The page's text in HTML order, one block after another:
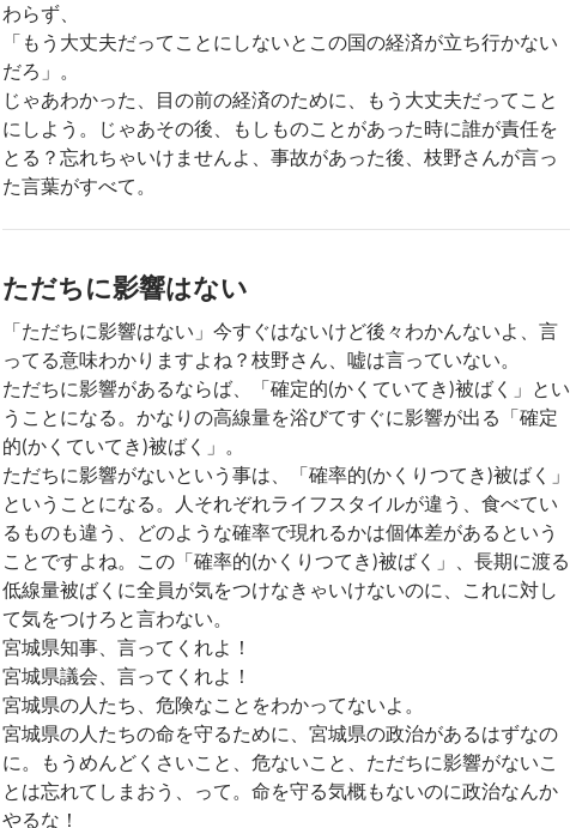
わらず、
「もう大丈夫だってことにしないとこの国の経済が立ち行かない
だろ」。
じゃあわかった、目の前の経済のために、もう大丈夫だってこと
にしよう。じゃあその後、もしものことがあった時に誰が責任を
とる？忘れちゃいけませんよ、事故があった後、枝野さんが言っ
た言葉がすべて。
ただちに影響はない
「ただちに影響はない」今すぐはないけど後々わかんないよ、言
ってる意味わかりますよね？枝野さん、嘘は言っていない。
ただちに影響があるならば、「確定的(かくていてき)被ばく」とい
うことになる。かなりの高線量を浴びてすぐに影響が出る「確定
的(かくていてき)被ばく」。
ただちに影響がないという事は、「確率的(かくりつてき)被ばく」
ということになる。人それぞれライフスタイルが違う、食べてい
るものも違う、どのような確率で現れるかは個体差があるという
ことですよね。この「確率的(かくりつてき)被ばく」、長期に渡る
低線量被ばくに全員が気をつけなきゃいけないのに、これに対し
て気をつけろと言わない。
宮城県知事、言ってくれよ！
宮城県議会、言ってくれよ！
宮城県の人たち、危険なことをわかってないよ。
宮城県の人たちの命を守るために、宮城県の政治があるはずなの
に。もうめんどくさいこと、危ないこと、ただちに影響がないこ
とは忘れてしまおう、って。命を守る気概もないのに政治なんか
やるな！